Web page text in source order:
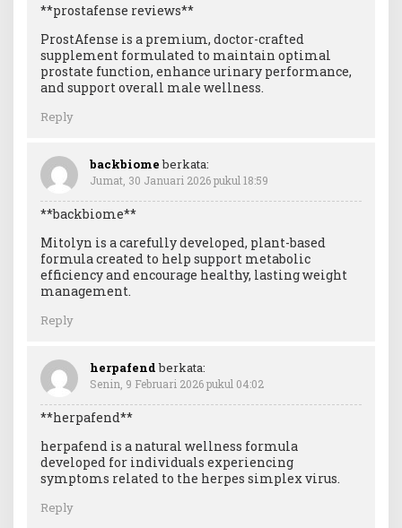
**prostafense reviews**
ProstAfense is a premium, doctor-crafted
supplement formulated to maintain optimal
prostate function, enhance urinary performance,
and support overall male wellness.
Reply
backbiome berkata:
Jumat, 30 Januari 2026 pukul 18:59
**backbiome**
Mitolyn is a carefully developed, plant-based
formula created to help support metabolic
efficiency and encourage healthy, lasting weight
management.
Reply
herpafend berkata:
Senin, 9 Februari 2026 pukul 04:02
**herpafend**
herpafend is a natural wellness formula
developed for individuals experiencing
symptoms related to the herpes simplex virus.
Reply